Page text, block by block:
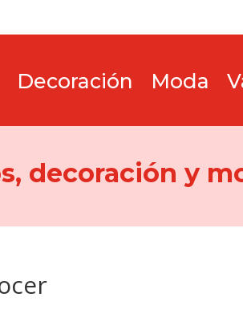
Decoración Moda
decoración y